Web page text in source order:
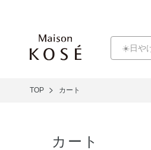
TOP カート
カート